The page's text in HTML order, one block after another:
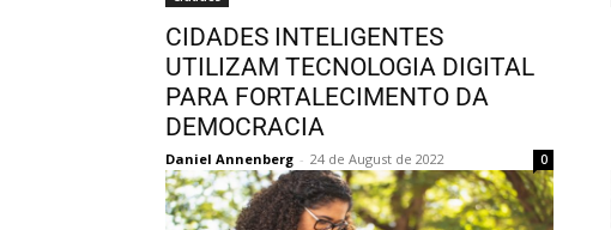
CIDADES INTELIGENTES
UTILIZAM TECNOLOGIA DIGITAL
PARA FORTALECIMENTO DA
DEMOCRACIA
Daniel Annenberg - 24 de August de 2022 0